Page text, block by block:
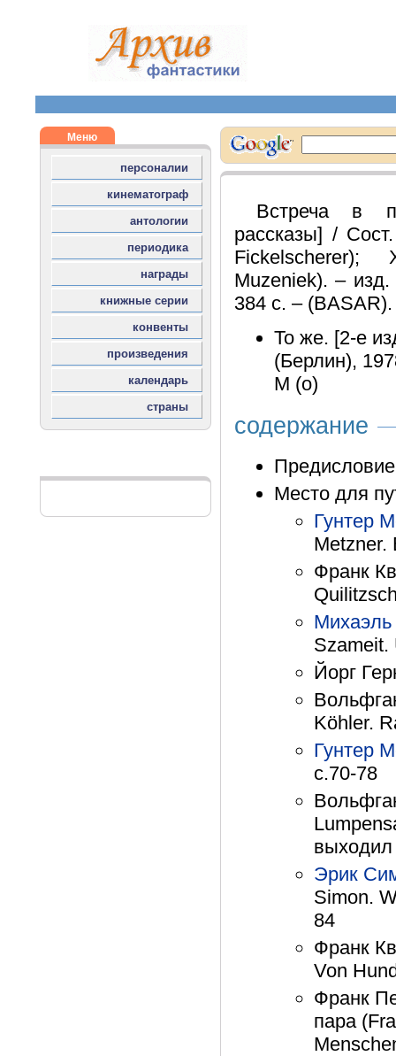
Встреча в
рассказы] /
Muzeniek). –
384 с. –
То же. [2-е
(Берлин),
M (о)
содержание
Место для
Гунтер
Metzner.
Франк
Szameit.
Йорг
Köhler.
Гунтер
с.70-78
Эрик
Simon.
84
Франк
Von
Франк
пара